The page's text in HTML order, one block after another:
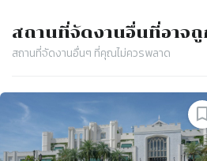
สถานที่จัดงานอื่นที่อาจ
สถานที่จัดงานอื่นๆ ที่คุณไม่ควรพลาด
Slide 1 of 4